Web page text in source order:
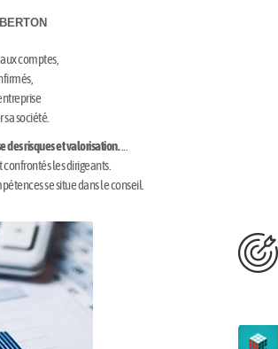
comptes,
société.
des risques et valorisation.
les dirigeants.
se situe dans le conseil.